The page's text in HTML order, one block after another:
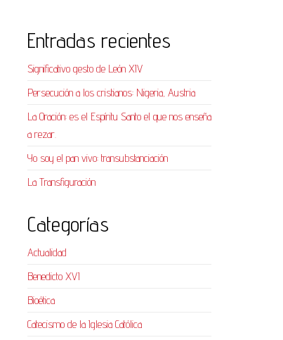
Entradas recientes
Significativo gesto de León XIV
Persecución a los cristianos: Nigeria, Austria
La Oración: es el Espíritu Santo el que nos enseña
a rezar.
Yo soy el pan vivo: transubstanciación
La Transfiguración
Categorías
Actualidad
Benedicto XVI
Bioética
Catecismo de la Iglesia Católica